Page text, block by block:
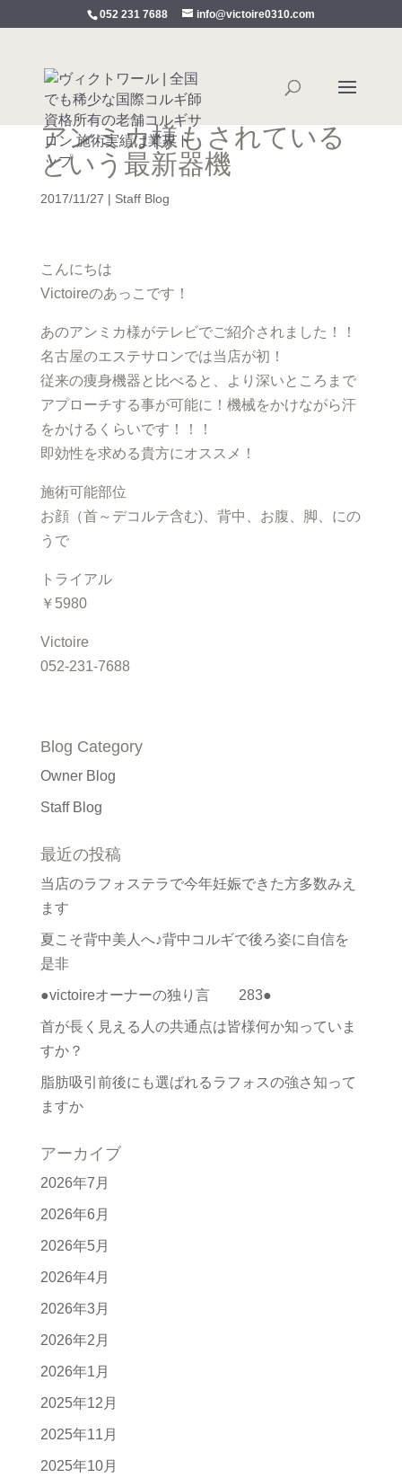
052 231 7688 info@victoire0310.com
アンミカ様もされている
という最新器機
2017/11/27 | Staff Blog
こんにちは
Victoireのあっこです！
あのアンミカ様がテレビでご紹介されました！！
名古屋のエステサロンでは当店が初！
従来の痩身機器と比べると、より深いところまで
アプローチする事が可能に！機械をかけながら汗
をかけるくらいです！！！
即効性を求める貴方にオススメ！
施術可能部位
お顔（首～デコルテ含む)、背中、お腹、脚、にの
うで
トライアル
￥5980
Victoire
052-231-7688
Blog Category
Owner Blog
Staff Blog
最近の投稿
当店のラフォステラで今年妊娠できた方多数みえ
ます
夏こそ背中美人へ♪背中コルギで後ろ姿に自信を
是非
●victoireオーナーの独り言 283●
首が長く見える人の共通点は皆様何か知っていま
すか？
脂肪吸引前後にも選ばれるラフォスの強さ知って
ますか
アーカイブ
2026年7月
2026年6月
2026年5月
2026年4月
2026年3月
2026年2月
2026年1月
2025年12月
2025年11月
2025年10月